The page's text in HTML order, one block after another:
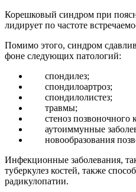
Корешковый синдром при
лидирует по частоте
Помимо этого, синдром
фоне следующих патологий:
спондилез;
спондилоартроз;
спондилолистез;
травмы;
стеноз позвоночного
аутоиммунные
новообразования
Инфекционные заболевания,
туберкулез костей, также
радикулопатии.